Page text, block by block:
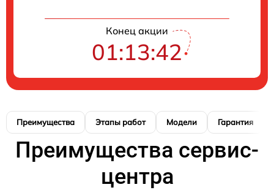
Конец акции
01:13:41
Преимущества Этапы работ Модели Гарантия
Преимущества сервис-
центра